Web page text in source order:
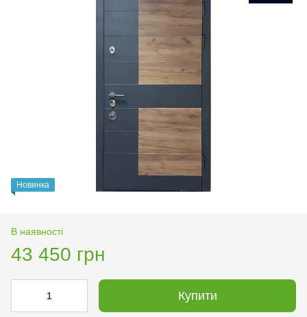
Новинка
В наявності
43 450 грн
Купити